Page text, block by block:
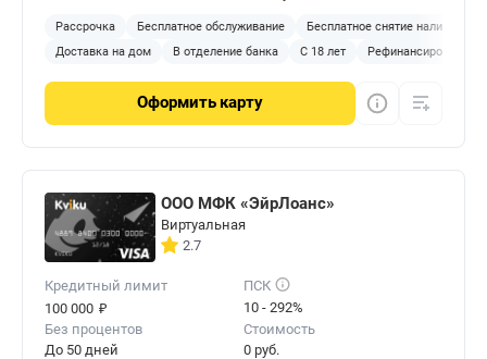
Рассрочка Бесплатное обслуживание
Бесплатное снятие наличных
Доставка на дом
В отделение банка С 18 лет Рефинансирование
Оформить карту
ООО МФК «ЭйрЛоанс»
Виртуальная
2.7
Кредитный лимит
100 000 ₽
ПСК
10 - 292%
Без процентов
До 50 дней
Стоимость
0 руб.